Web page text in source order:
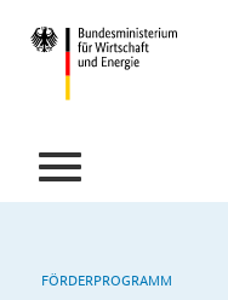
FÖRDERPROGRAMM